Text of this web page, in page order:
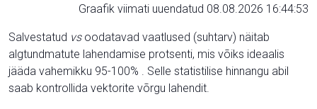
Graafik viimati uuendatud 08.08.2026 16:44:53
Salvestatud vsoodatavad vaatlused (suhtarv) näitab
algtundmatute lahendamise protsenti, mis võiks ideaalis
jääda vahemikku 95-100% . Selle statistilise hinnangu abil
saab kontrollida vektorite võrgu lahendit.